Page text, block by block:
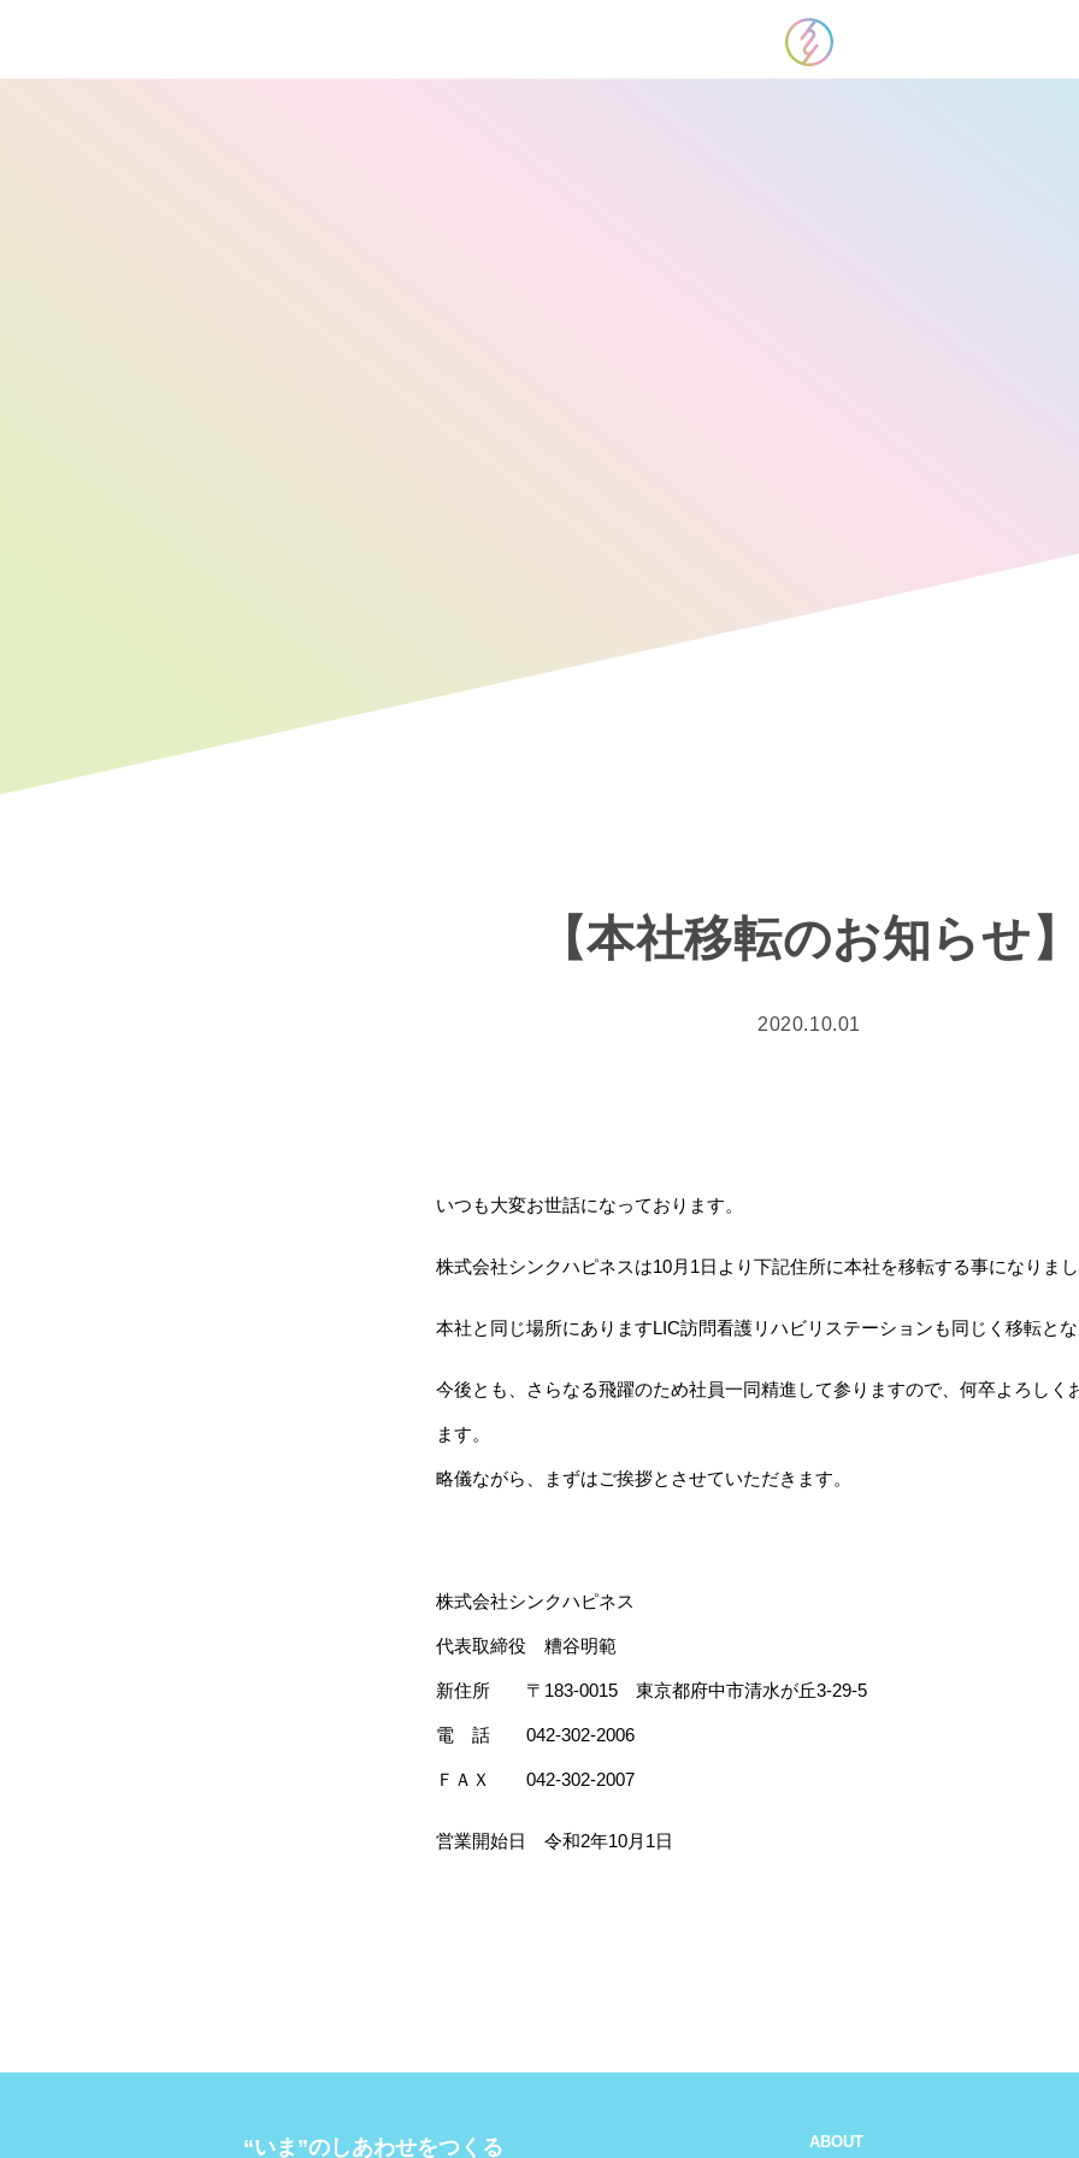
【本社移転のお知らせ
2020.10.01
いつも大変お世話になっております。
株式会社シンクハピネスは10月1日より下記住所に本社を移転する事になりま
本社と同じ場所にありますLIC訪問看護リハビリステーションも同じく移転と
今後とも、さらなる飛躍のため社員一同精進して参りますので、何卒よろしく
ます。
略儀ながら、まずはご挨拶とさせていただきます。
株式会社シンクハピネス
代表取締役 糟谷明範
新住所 〒183-0015 東京都府中市清水が丘3-29-5
電 話 042-302-2006
ＦＡＸ 042-302-2007
営業開始日 令和2年10月1日
“いま”のしあわせをつくる ABOUT